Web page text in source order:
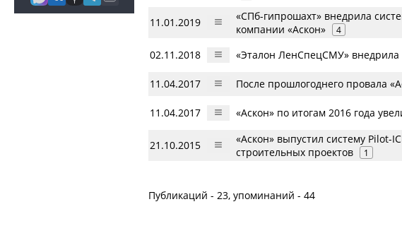
11.01.2019
«СПб-гипрошахт» внедрила
компании «Аскон»
4
02.11.2018 «Эталон ЛенСпецСМУ» внедрила
11.04.2017 После прошлогоднего провала
11.04.2017 «Аскон» по итогам 2016 года
21.10.2015
«Аскон» выпустил систему Pilot-
строительных проектов
1
Публикаций - 23, упоминаний - 44